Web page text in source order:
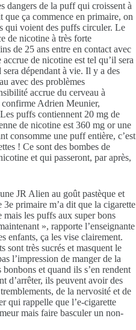
dangers de la puff qui croissent à
que ça commence en primaire, on
qui voient des puffs circuler. Le
de nicotine à très forte
de 25 ans entre en contact avec
de nicotine est tel qu’il sera
dépendant à vie. Il y a des
avec des problèmes
accrue du cerveau à
confirme Adrien Meunier,
puffs contiennent 20 mg de
de nicotine est 360 mg or une
consomme une puff entière, c’est
! Ce sont des bombes de
et qui passeront, par après,
JR Alien au goût pastèque et
primaire m’a dit que la cigarette
mais les puffs aux super bons
», rapporte l’enseignante
enfants, ça les vise clairement.
sont très sucrés et masquent le
l’impression de manger de la
et quand ils s’en rendent
d’arrêter, ils peuvent avoir des
de la nervosité et de
qui rappelle que l’e-cigarette
mais faire basculer un non-